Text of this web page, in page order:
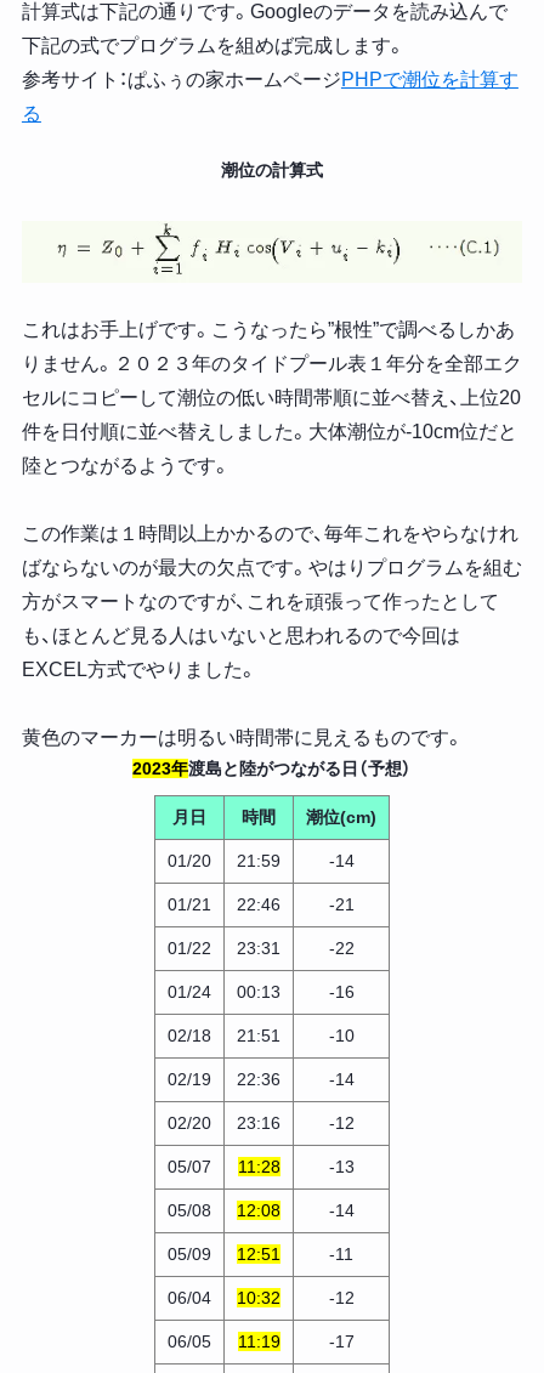
計算式は下記の通りです。Googleのデータを読み込んで
下記の式でプログラムを組めば完成します。
参考サイト：ぱふぅの家ホームページPHPで潮位を計算す
る
潮位の計算式
これはお手上げです。こうなったら”根性”で調べるしかあ
りません。２０２３年のタイドプール表１年分を全部エク
セルにコピーして潮位の低い時間帯順に並べ替え、上位20
件を日付順に並べ替えしました。大体潮位が-10cm位だと
陸とつながるようです。
この作業は１時間以上かかるので、毎年これをやらなけれ
ばならないのが最大の欠点です。やはりプログラムを組む
方がスマートなのですが、これを頑張って作ったとして
も、ほとんど見る人はいないと思われるので今回は
EXCEL方式でやりました。
黄色のマーカーは明るい時間帯に見えるものです。
2023年渡島と陸がつながる日（予想）
月日 時間 潮位(cm)
01/20 21:59 -14
01/21 22:46 -21
01/22 23:31 -22
01/24 00:13 -16
02/18 21:51 -10
02/19 22:36 -14
02/20 23:16 -12
05/07 11:28 -13
05/08 12:08 -14
05/09 12:51 -11
06/04 10:32 -12
06/05 11:19 -17